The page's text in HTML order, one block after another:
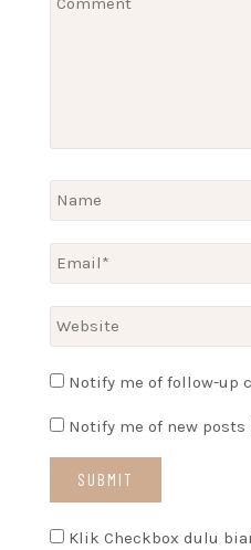
Notify me of follow-up
Notify me of new posts
Klik Checkbox dulu biar